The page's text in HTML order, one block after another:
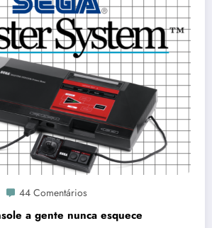
44 Comentários
a gente nunca esquece